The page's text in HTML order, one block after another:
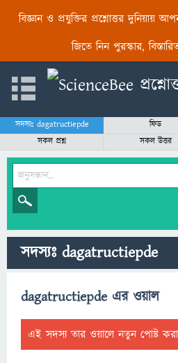
বিজ্ঞান ও প্রযুক্তির প্রশ্নোত্তর দুনিয়ায়
জিতে নিন পুরস্কার,
সদস্যঃ dagatructiepde ফিড
সকল প্রশ্ন
সকল উত্তর
সদস্যঃ dagatructiepde
dagatructiepde এর ওয়াল
এই সদস্য তার ওয়ালে নতুন পোষ্ট